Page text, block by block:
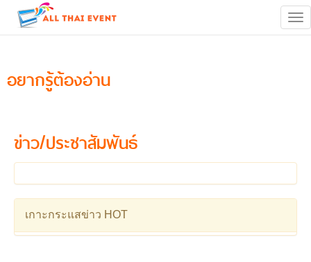
อยากรู้ต้องอ่าน
ข่าว/ประชาสัมพันธ์
เกาะกระแสข่าว HOT